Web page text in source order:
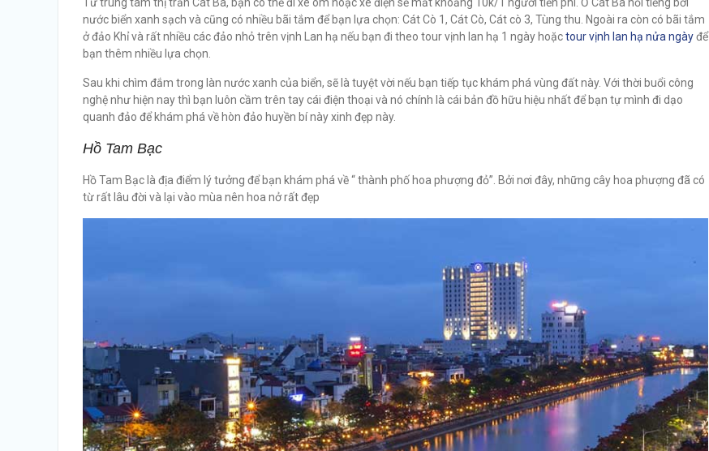
Từ trung tâm thị trấn Cát Bà, bạn có thể đi xe ôm hoặc xe điện sẽ mất khoảng 10k/1 người tiền phí. Ở Cát Bà nổi tiếng bởi
nước biển xanh sạch và cũng có nhiều bãi tắm để bạn lựa chọn: Cát Cò 1, Cát Cò, Cát cò 3, Tùng thu. Ngoài ra còn có bãi tắm
ở đảo Khỉ và rất nhiều các đảo nhỏ trên vịnh Lan hạ nếu bạn đi theo tour vịnh lan hạ 1 ngày hoặctour vịnh lan hạ nửa ngàyđể
bạn thêm nhiều lựa chọn.
Sau khi chìm đắm trong làn nước xanh của biển, sẽ là tuyệt vời nếu bạn tiếp tục khám phá vùng đất này. Với thời buổi công
nghệ như hiện nay thì bạn luôn cầm trên tay cái điện thoại và nó chính là cái bản đồ hữu hiệu nhất để bạn tự mình đi dạo
quanh đảo để khám phá về hòn đảo huyền bí này xinh đẹp này.
Hồ Tam Bạc
Hồ Tam Bạc là địa điểm lý tưởng để bạn khám phá về “ thành phố hoa phượng đỏ”. Bởi nơi đây, những cây hoa phượng đã có
từ rất lâu đời và lại vào mùa nên hoa nở rất đẹp